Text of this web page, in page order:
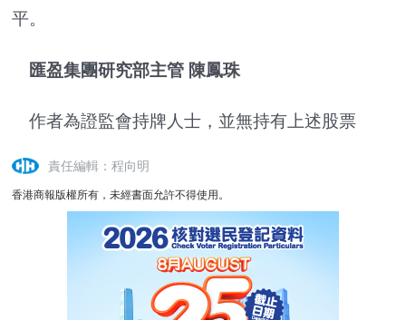
平。
匯盈集團研究部主管 陳鳳珠
作者為證監會持牌人士，並無持有上述股票
責任編輯：程向明
香港商報版權所有，未經書面允許不得使用。